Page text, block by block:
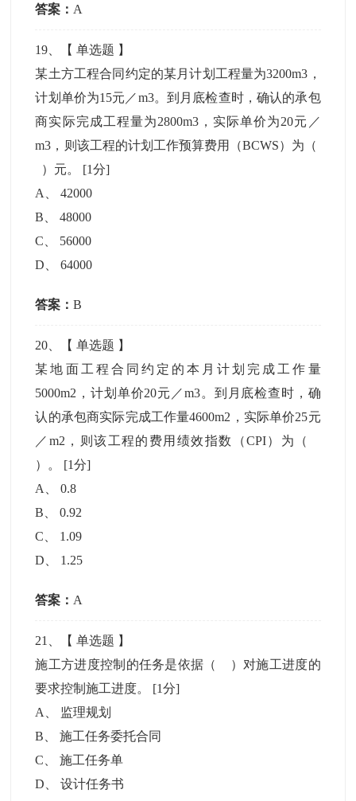
答案： A
19 、【单选题 】
某土方工程合同约定的某月计划工程量为3200m3，
计划单价为15元／m3。到月底检查时，确认的承包
商实际完成工程量为2800m3，实际单价为20元／
m3，则该工程的计划工作预算费用（BCWS）为（
）元。 [1分]
A
、42000
B 、48000
C
56000
D 、64000
答案：B
20 、【单选题 】
某地面工程合同约定的本月计划完成工作量
5000m2，计划单价20元／m3。到月底检查时，确
认的承包商实际完成工作量4600m2，实际单价25元
／m2，则该工程的费用绩效指数（CPI）为（
）。 [1分]
A
、0.8
B 、0.92
C
1.09
D
1.25
答案： A
21 、【单选题 】
施工方进度控制的任务是依据（ ）对施工进度的
要求控制施工进度。 [1分]
A
监理规划
B 、施工任务委托合同
C 、施工任务单
D 、设计任务书